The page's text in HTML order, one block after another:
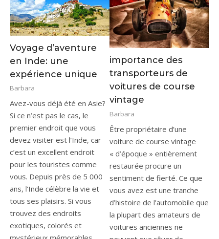
Voyage d’aventure
en Inde: une
expérience unique
Barbara
Avez-vous déjà été en Asie?
Si ce n’est pas le cas, le
premier endroit que vous
devez visiter est l’Inde, car
c’est un excellent endroit
pour les touristes comme
vous. Depuis près de 5 000
ans, l’Inde célèbre la vie et
tous ses plaisirs. Si vous
trouvez des endroits
exotiques, colorés et
importance des
transporteurs de
voitures de course
vintage
Barbara
Être propriétaire d’une
voiture de course vintage
« d’époque » entièrement
restaurée procure un
sentiment de fierté. Ce que
vous avez est une tranche
d’histoire de l’automobile que
la plupart des amateurs de
voitures anciennes ne